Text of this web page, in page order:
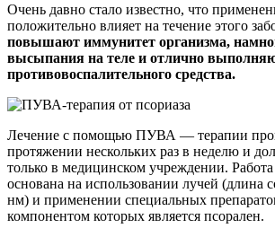
Очень давно стало известно, что
положительно влияет на течение этого
повышают иммунитет организма,
высыпания на теле и отлично
противовоспалительного средства.
Лечение с помощью ПУВА — терапии
протяжении нескольких раз в неделю и
только в медицинском учреждении. Работа
основана на использовании лучей (длина
нм) и применении специальных
компонентом которых является псорален.